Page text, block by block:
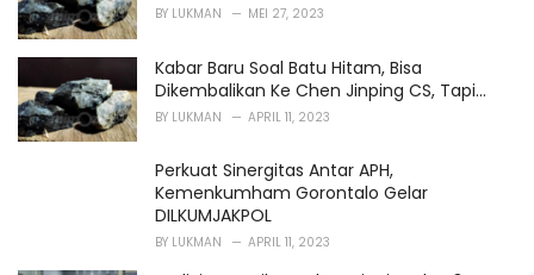
BY LUKMAN MEI 27, 2023
Kabar Baru Soal Batu Hitam, Bisa
Dikembalikan Ke Chen Jinping CS, Tapi...
BY LUKMAN APRIL 11, 2023
Perkuat Sinergitas Antar APH,
Kemenkumham Gorontalo Gelar
DILKUMJAKPOL
BY LUKMAN APRIL 11, 2023